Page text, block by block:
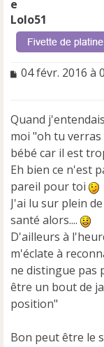
Lolo51
M
a
g
e
n
o
n
l
u
04 févr. 2016 à
Quand
moi "oh tu
bébé car il est
Eh bien ce n'est
pareil pour toi
J'ai lu sur plein
santé alors....
D'ailleurs à
m'éclate à
ne distingue pas
être un bout de
position"
Bon peut être le